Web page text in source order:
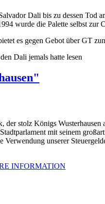
Dali bis zu dessen
wurde die Palette selbst
es gegen Gebot über GT
Dali jemals hatte lesen
stolz Königs
mit seinem
unserer
INFORMATION